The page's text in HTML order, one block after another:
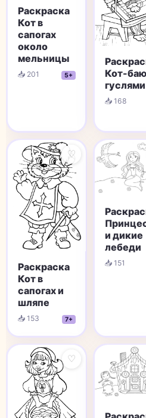
Раскраска
Кот в
сапогах
около
мельницы
📥 201 5+
Кот-
гуслями
📥 168
♡
Раскраска
Кот в
сапогах и
шляпе
📥 153 7+
и дикие
лебеди
📥 151
♡